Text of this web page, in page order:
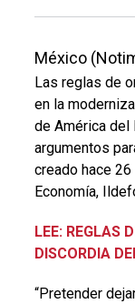
México
Las reglas de
en la
de América del
argumentos
creado hace
Economía,
LEE: REGLAS
DISCORDIA
“Pretender